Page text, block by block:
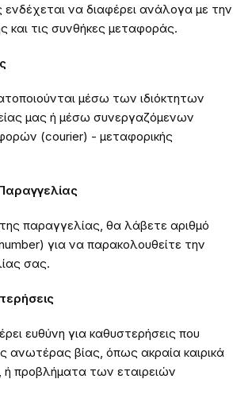
να διαφέρει ανάλογα με την
και τις συνθήκες μεταφοράς.
μέσω των ιδιόκτητων
μας ή μέσω συνεργαζόμενων
(courier) - μεταφορικής
παραγγελίας, θα λάβετε αριθμό
για να παρακολουθείτε την
σας.
ευθύνη για καθυστερήσεις που
ανωτέρας βίας, όπως ακραία καιρικά
ή προβλήματα των εταιρειών